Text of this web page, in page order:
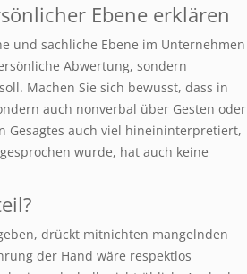
Ebene erklären
und sachliche Ebene im Unternehmen
Abwertung, sondern
Machen Sie sich bewusst, dass in
auch nonverbal über Gesten oder
Gesagtes auch viel hineininterpretiert,
wurde, hat auch keine
drückt mitnichten mangelnden
der Hand wäre respektlos